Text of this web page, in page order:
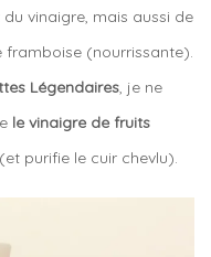
vinaigre, mais aussi de
(nourrissante).
Légendaires , je ne
le vinaigre de fruits
(et purifie le cuir chevlu).